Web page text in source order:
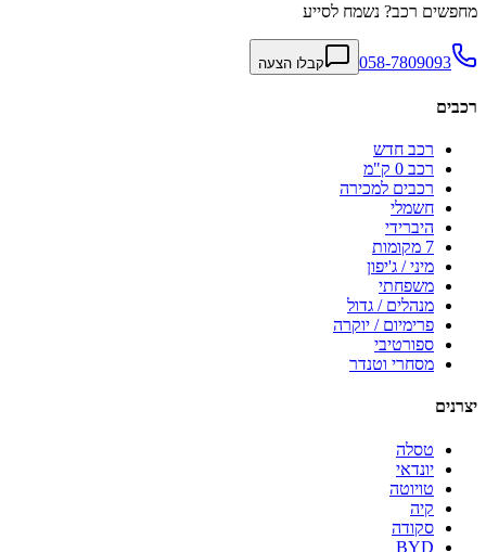
מחפשים רכב? נשמח לסייע
058-7809093 קבלו הצעה
רכבים
רכב חדש
רכב 0 ק"מ
רכבים למכירה
חשמלי
היברידי
7 מקומות
מיני / ג'יפון
משפחתי
מנהלים / גדול
פרימיום / יוקרה
ספורטיבי
מסחרי וטנדר
יצרנים
טסלה
יונדאי
טויוטה
קיה
סקודה
BYD